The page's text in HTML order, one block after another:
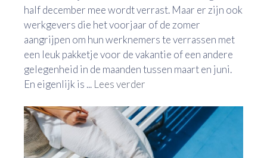
half december mee wordt verrast. Maar er zijn ook
werkgevers die het voorjaar of de zomer
aangrijpen om hun werknemers te verrassen met
een leuk pakketje voor de vakantie of een andere
gelegenheid in de maanden tussen maart en juni.
En eigenlijk is ... Lees verder